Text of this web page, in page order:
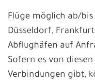
Flüge möglich ab/
Düsseldorf,
Abflughäfen auf
Sofern es von
Verbindungen gibt,